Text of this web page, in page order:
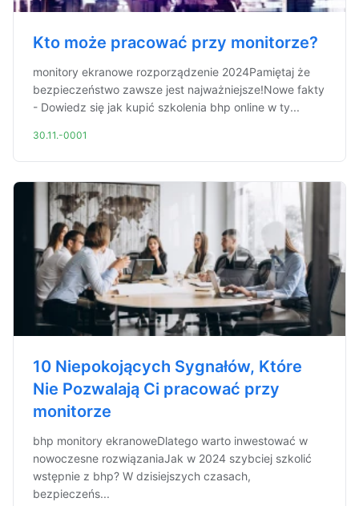
Kto może pracować przy monitorze?
monitory ekranowe rozporządzenie 2024Pamiętaj że
bezpieczeństwo zawsze jest najważniejsze!Nowe fakty
- Dowiedz się jak kupić szkolenia bhp online w ty...
30.11.-0001
10 Niepokojących Sygnałów, Które
Nie Pozwalają Ci pracować przy
monitorze
bhp monitory ekranoweDlatego warto inwestować w
nowoczesne rozwiązaniaJak w 2024 szybciej szkolić
wstępnie z bhp? W dzisiejszych czasach,
bezpieczeńs...